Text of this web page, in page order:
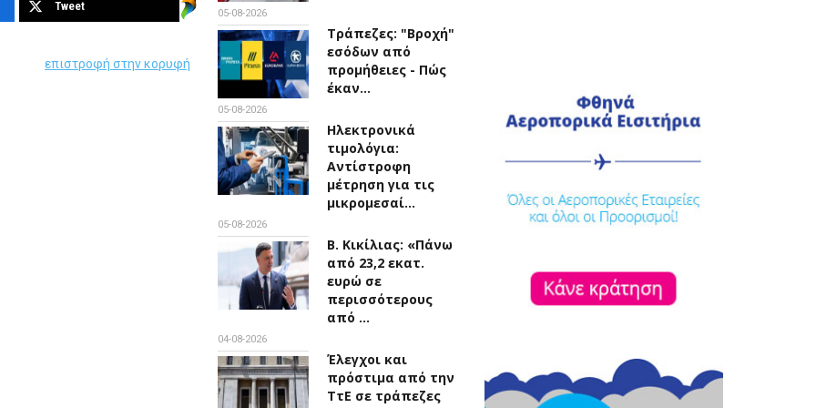
Tweet
επιστροφή στην κορυφή
05-08-2026
Τράπεζες: "Βροχή"
εσόδων από
προμήθειες - Πώς
έκαν…
05-08-2026
Ηλεκτρονικά
τιμολόγια:
Αντίστροφη
μέτρηση για τις
μικρομεσαί…
05-08-2026
Β. Κικίλιας: «Πάνω
από 23,2 εκατ.
ευρώ σε
περισσότερους
από …
04-08-2026
Έλεγχοι και
πρόστιμα από την
ΤτΕ σε τράπεζες